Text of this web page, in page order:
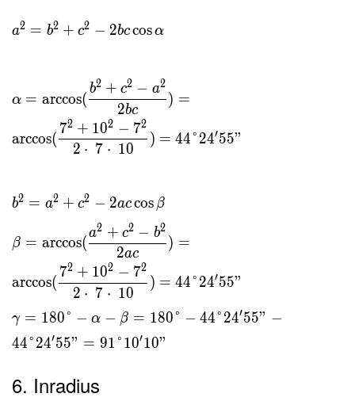
2 \cdot
=
4{,}899
a2 = b2 + c2 − 2bccosα
α = arccos(
2bc
b2 + c2 − a2
) =
arccos(
2 ⋅ 7 ⋅ 10
72 + 102 − 72
) = 44°24′55"
b2 = a2 + c2 − 2accos β
β = arccos(
2ac
a2 + c2 − b2
) =
arccos(
2 ⋅ 7 ⋅ 10
72 + 102 − 72
) = 44°24′55"
γ = 180° − α − β = 180° − 44°24′55" −
44°24′55" = 91°10′10"
6. Inradius